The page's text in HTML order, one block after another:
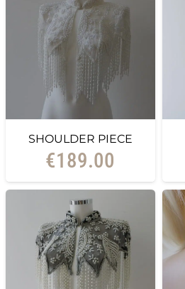
SHOULDER PIECE
€189.00